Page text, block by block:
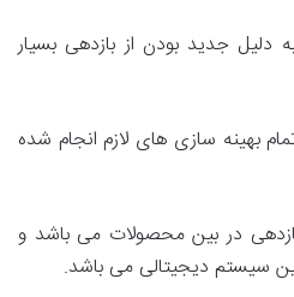
دلیل جدید بودن از بازدهی بسیار
بهینه سازی های لازم انجام شده
در بین محصولات می باشد و
سیستم دیجیتالی می باشد.